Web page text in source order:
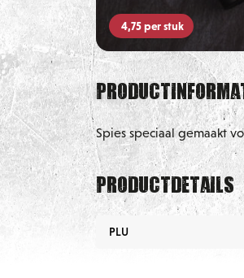
4,75per stuk
Spies speciaal gemaakt
Productdetails
PLU